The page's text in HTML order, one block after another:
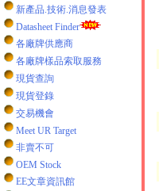
新產品.技術.消息發表
Datasheet Finder
各廠牌供應商
各廠牌樣品索取服務
現貨查詢
現貨登錄
交易機會
Meet UR Target
非賣不可
OEM Stock
EE文章資訊館